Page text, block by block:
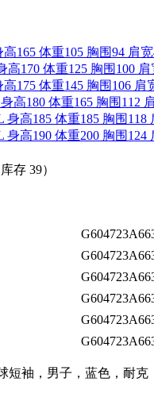
高165 体重105 胸围94 肩
高170 体重125 胸围100
高175 体重145 胸围106 肩
高180 体重165 胸围112
身高185 体重185 胸围118
身高190 体重200 胸围124
存 39）
袖，男子，蓝色，耐克